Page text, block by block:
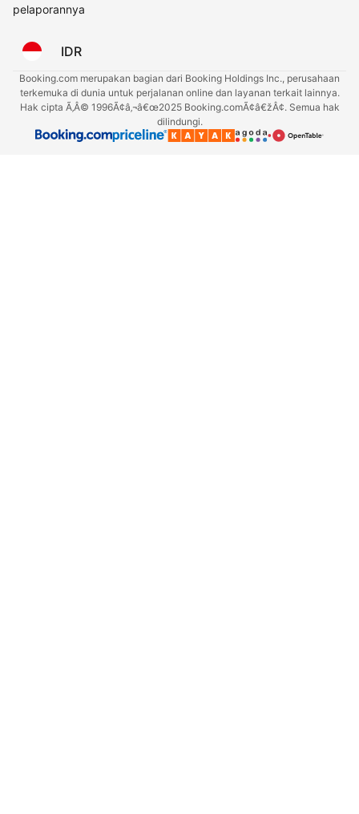
pelaporannya
IDR
Booking.com merupakan bagian dari Booking Holdings Inc., perusahaan
terkemuka di dunia untuk perjalanan online dan layanan terkait lainnya.
Hak cipta Ã‚Â© 1996Ã¢â‚¬â€œ2025 Booking.comÃ¢â€žÂ¢. Semua hak
dilindungi.